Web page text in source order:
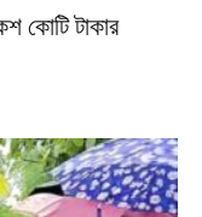
কোটি টাকার